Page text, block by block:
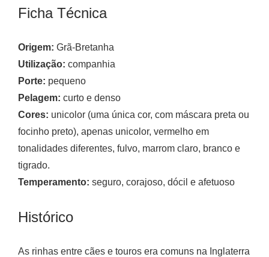
Ficha Técnica
Origem: Grã-Bretanha
Utilização: companhia
Porte: pequeno
Pelagem: curto e denso
Cores: unicolor (uma única cor, com máscara preta ou
focinho preto), apenas unicolor, vermelho em
tonalidades diferentes, fulvo, marrom claro, branco e
tigrado.
Temperamento: seguro, corajoso, dócil e afetuoso
Histórico
As rinhas entre cães e touros era comuns na Inglaterra